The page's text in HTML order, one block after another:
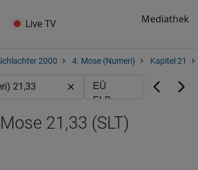
Live TV Mediathek
2000 4. Mose (Numeri) Kapitel 21
21,33 (SLT)